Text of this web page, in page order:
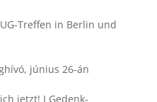
Treffen in Berlin und
június 26-án
jetzt! I Gedenk-